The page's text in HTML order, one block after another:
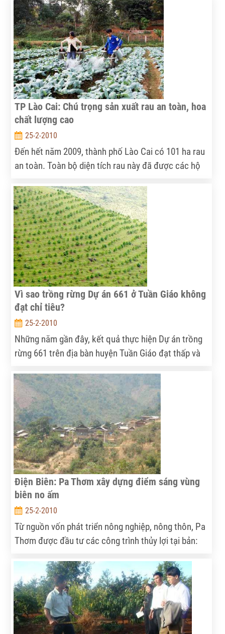
TP Lào Cai: Chú trọng sản xuất rau an toàn, hoa
chất lượng cao
25-2-2010
Đến hết năm 2009, thành phố Lào Cai có 101 ha rau
an toàn. Toàn bộ diện tích rau này đã được các hộ
canh tác; các chỉ tiêu xét nghiệm, phân tích mẫu
đất, mẫu nước và mẫu sản phẩm đều đảm bảo các
chỉ số an toàn và được cơ quan chức năng cấp
chứng nhận rau an toàn theo quy định...
Vì sao trồng rừng Dự án 661 ở Tuần Giáo không
đạt chỉ tiêu?
25-2-2010
Những năm gần đây, kết quả thực hiện Dự án trồng
rừng 661 trên địa bàn huyện Tuần Giáo đạt thấp và
bạc.
Điện Biên: Pa Thơm xây dựng điểm sáng vùng
biên no ấm
25-2-2010
Từ nguồn vốn phát triển nông nghiệp, nông thôn, Pa
Thơm được đầu tư các công trình thủy lợi tại bản:
tích thâm canh lúa nước 2 vụ...